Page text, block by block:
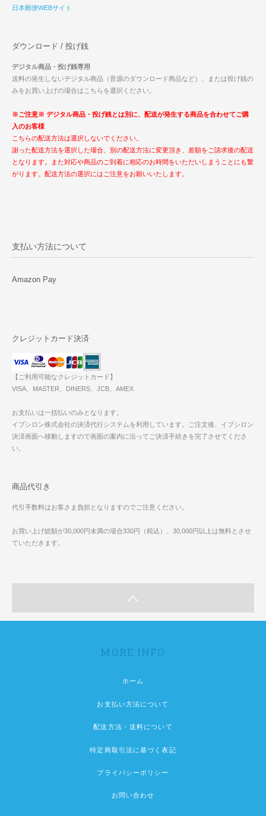
日本郵便WEBサイト
ダウンロード / 投げ銭
デジタル商品・投げ銭専用
送料の発生しないデジタル商品（音源のダウンロード商品など）、または投げ銭の
みをお買い上げの場合はこちらを選択ください。
※ご注意※ デジタル商品・投げ銭とは別に、配送が発生する商品を合わせてご購
入のお客様
こちらの配送方法は選択しないでください。
謝った配送方法を選択した場合、別の配送方法に変更頂き、差額をご請求後の配送
となります。また対応や商品のご到着に相応のお時間をいただいしまうことにも繋
がります。配送方法の選択にはご注意をお願いいたします。
支払い方法について
Amazon Pay
クレジットカード決済
【ご利用可能なクレジットカード】
VISA、MASTER、DINERS、JCB、AMEX
お支払いは一括払いのみとなります。
イプシロン株式会社の決済代行システムを利用しています。ご注文後、イプシロン
決済画面へ移動しますので画面の案内に沿ってご決済手続きを完了させてくださ
い。
商品代引き
代引手数料はお客さま負担となりますのでご注意ください。
お買い上げ総額が30,000円未満の場合330円（税込）、30,000円以上は無料とさせ
ていただきます。
MORE INFO
ホーム
お支払い方法について
配送方法・送料について
特定商取引法に基づく表記
プライバシーポリシー
お問い合わせ